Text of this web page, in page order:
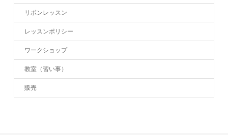
リボンレッスン
レッスンポリシー
ワークショップ
教室（習い事）
販売